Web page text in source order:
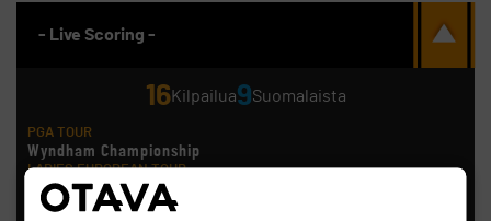
- Live Scoring -
16Kilpailua9Suomalaista
PGA TOUR
Wyndham Championship
LADIES EUROPEAN TOUR
London Championship
Noora Komulainen, Ursula Wikström